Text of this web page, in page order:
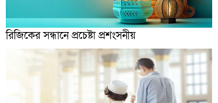
রিজিকের সন্ধানে প্রচেষ্টা প্রশংসনীয়